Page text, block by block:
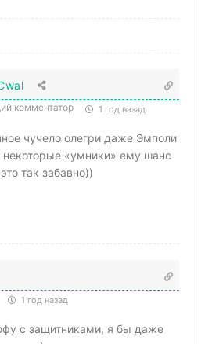
комментатор 1 год назад
чучело олегри даже Эмполи
некоторые «умники» ему шанс
так забавно))
1 год назад
с защитниками, я бы даже